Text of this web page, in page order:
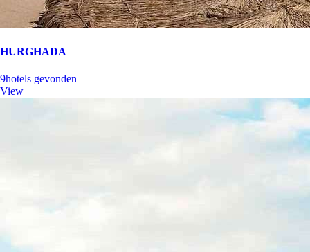
HURGHADA
9hotels gevonden
View